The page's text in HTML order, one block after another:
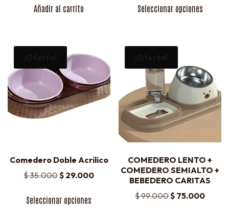
Añadir al carrito Seleccionar opciones
Comedero Doble Acrilico
$35.000$ 29.000
Seleccionar opciones
COMEDERO LENTO +
COMEDERO SEMIALTO +
BEBEDERO CARITAS
$99.000$ 75.000